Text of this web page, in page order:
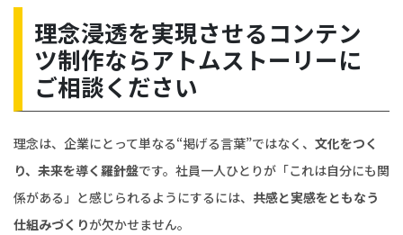
理念浸透を実現させるコンテン
ツ制作ならアトムストーリーに
ご相談ください
理念は、企業にとって単なる“掲げる言葉”ではなく、 文化をつく
り、未来を導く羅針盤です。社員一人ひとりが「これは自分にも関
係がある」と感じられるようにするには、 共感と実感をともなう
仕組みづくりが欠かせません。